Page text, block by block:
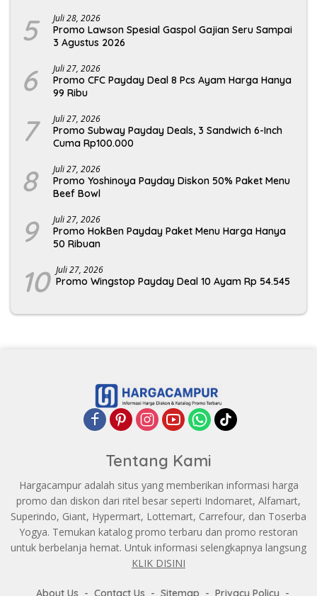
5 Juli 28, 2026
Promo Lawson Spesial Gaspol Gajian Seru Sampai
3 Agustus 2026
6 Juli 27, 2026
Promo CFC Payday Deal 8 Pcs Ayam Harga Hanya
99 Ribu
7 Juli 27, 2026
Promo Subway Payday Deals, 3 Sandwich 6-Inch
Cuma Rp100.000
8 Juli 27, 2026
Promo Yoshinoya Payday Diskon 50% Paket Menu
Beef Bowl
9 Juli 27, 2026
Promo HokBen Payday Paket Menu Harga Hanya
50 Ribuan
10 Juli 27, 2026
Promo Wingstop Payday Deal 10 Ayam Rp 54.545
Tentang Kami
Hargacampur adalah situs yang memberikan informasi harga
promo dan diskon dari ritel besar seperti Indomaret, Alfamart,
Superindo, Giant, Hypermart, Lottemart, Carrefour, dan Toserba
Yogya. Temukan katalog promo terbaru dan promo restoran
untuk berbelanja hemat. Untuk informasi selengkapnya langsung
KLIK DISINI
About Us Contact Us Sitemap Privacy Policy